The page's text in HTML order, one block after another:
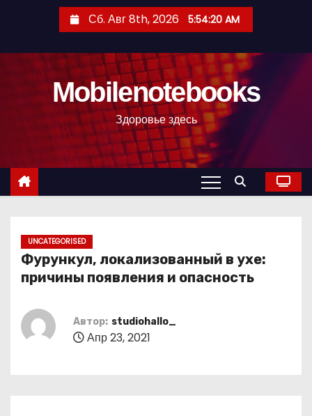
с
Сб. Авг 8th, 2026 5:54:21 AM
Mobilenotebooks
Здоровье здесь
UNCATEGORISED
Фурункул, локализованный в ухе:
причины появления и опасность
Автор: studiohallo_
Апр 23, 2021